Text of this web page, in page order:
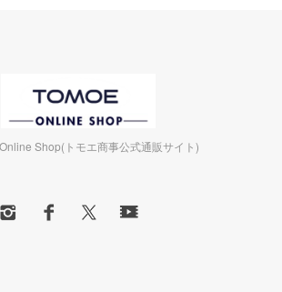
Shop(トモエ商事公式通販サイト)